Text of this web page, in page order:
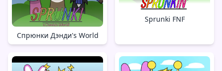
Спрюнки Дэнди's World
Sprunki FNF